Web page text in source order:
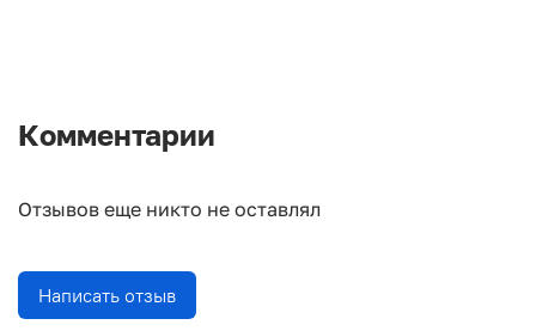
Комментарии
Отзывов еще никто не оставлял
Написать отзыв